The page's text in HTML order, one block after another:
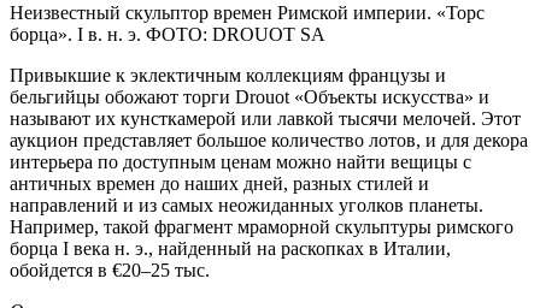
Неизвестный скульптор времен Римской империи. «Торс
борца». I в. н. э. ФОТО: DROUOT SA
Привыкшие к эклектичным коллекциям французы и
бельгийцы обожают торги Drouot «Объекты искусства» и
называют их кунсткамерой или лавкой тысячи мелочей. Этот
аукцион представляет большое количество лотов, и для декора
интерьера по доступным ценам можно найти вещицы с
античных времен до наших дней, разных стилей и
направлений и из самых неожиданных уголков планеты.
Например, такой фрагмент мраморной скульптуры римского
борца I века н. э., найденный на раскопках в Италии,
обойдется в €20–25 тыс.